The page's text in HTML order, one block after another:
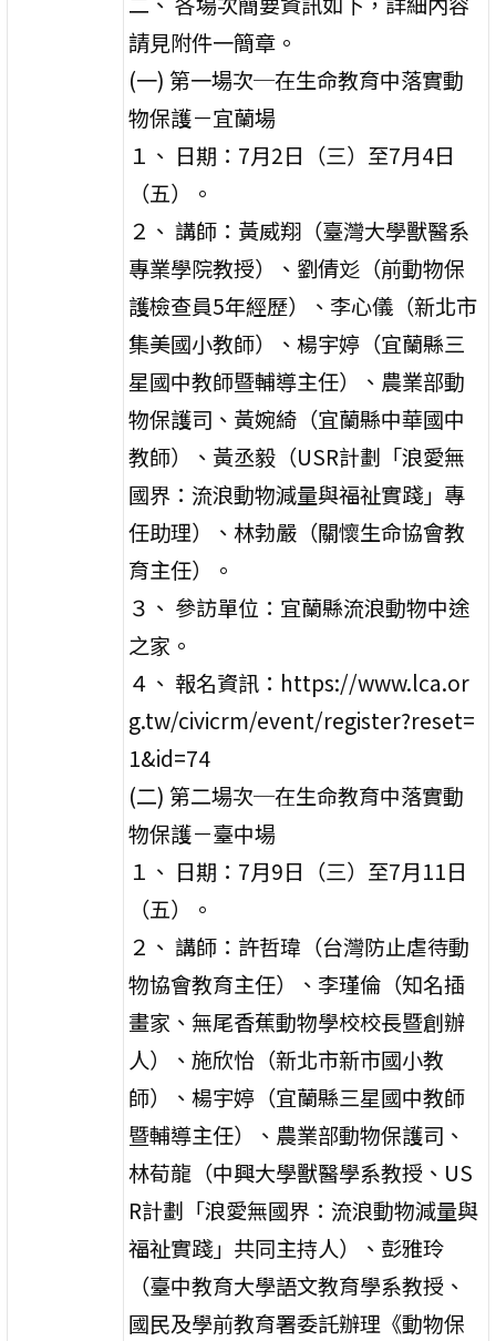
請見附件一簡章。
(一) 第一場次─在生命教育中落實動
物保護－宜蘭場
１、 日期：7月2日（三）至7月4日
（五）。
２、 講師：黃威翔（臺灣大學獸醫系
專業學院教授）、劉倩彣（前動物保
護檢查員5年經歷）、李心儀（新北市
集美國小教師）、楊宇婷（宜蘭縣三
星國中教師暨輔導主任）、農業部動
物保護司、黃婉綺（宜蘭縣中華國中
教師）、黃丞毅（USR計劃「浪愛無
國界：流浪動物減量與福祉實踐」專
任助理）、林勃嚴（關懷生命協會教
育主任）。
３、 參訪單位：宜蘭縣流浪動物中途
之家。
４、 報名資訊：https://www.lca.or
g.tw/civicrm/event/register?reset=
1&id=74
(二) 第二場次─在生命教育中落實動
物保護－臺中場
１、 日期：7月9日（三）至7月11日
（五）。
２、 講師：許哲瑋（台灣防止虐待動
物協會教育主任）、李瑾倫（知名插
畫家、無尾香蕉動物學校校長暨創辦
人）、施欣怡（新北市新市國小教
師）、楊宇婷（宜蘭縣三星國中教師
暨輔導主任）、農業部動物保護司、
林荀龍（中興大學獸醫學系教授、US
R計劃「浪愛無國界：流浪動物減量與
福祉實踐」共同主持人）、彭雅玲
（臺中教育大學語文教育學系教授、
國民及學前教育署委託辦理《動物保